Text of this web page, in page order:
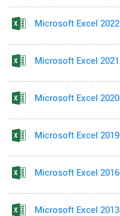
Microsoft Excel 2022
Microsoft Excel 2021
Microsoft Excel 2020
Microsoft Excel 2019
Microsoft Excel 2016
Microsoft Excel 2013